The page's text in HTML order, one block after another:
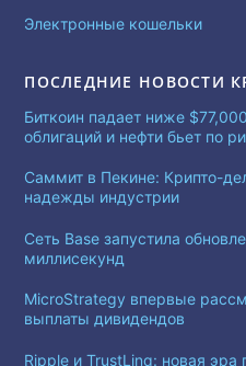
Электронные кошельки
ПОСЛЕДНИЕ НОВОСТИ
Биткоин падает ниже
облигаций и нефти бьет по
Саммит в Пекине: Крипто-
надежды индустрии
Сеть Base запустила
миллисекунд
MicroStrategy впервые
выплаты дивидендов
Ripple и TrustLinq: новая